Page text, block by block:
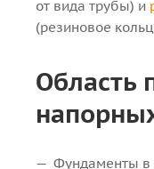
от вида трубы) и
(резиновое
Область
Фундаменты в